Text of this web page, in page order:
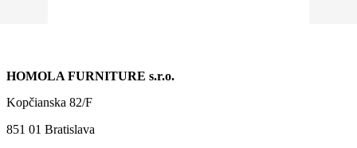
HOMOLA FURNITURE s.r.o.
Kopčianska 82/F
851 01 Bratislava